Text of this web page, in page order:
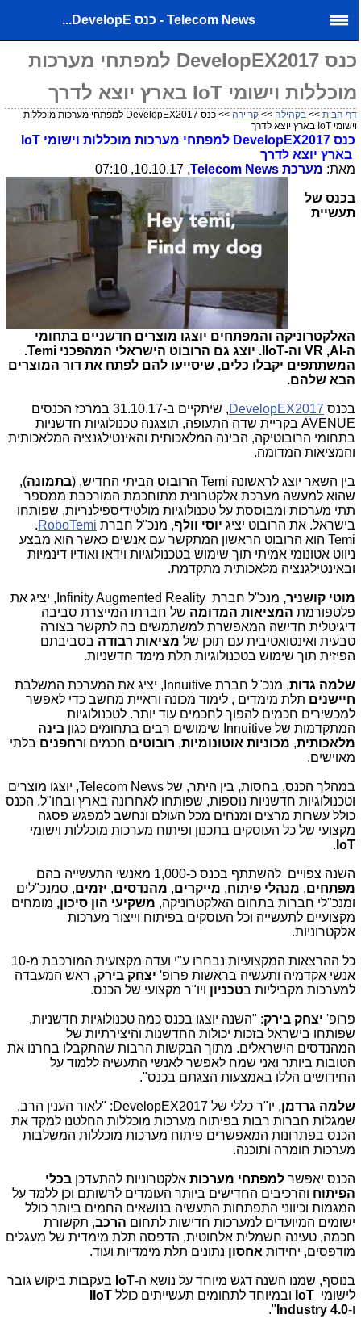
Telecom News - כנס DevelopE...
כנס DevelopEX2017 למפתחי מערכות
מוכללות וישומי IoT בארץ יוצא לדרך
דף הבית>> בקהילה>> קריירה
>> כנס DevelopEX2017 למפתחי מערכות מוכללות
וישומי IoT בארץ יוצא לדרך
כנס DevelopEX2017 למפתחי מערכות מוכללות וישומי IoT
בארץ יוצא לדרך
מאת: מערכת Telecom News
, 10.10.17, 07:10
בכנס של
תעשיית
האלקטרוניקה והמפתחים יוצגו מוצרים חדשניים בתחומי
ה-AI
,
VRוה-IIoT . יוצג גם הרובוט הישראלי המהפכני Temi
.
המשתתפים יקבלו כלים, שיסייעו להם לפתח את דור המוצרים
הבא שלהם.
בכנס ,DevelopEX2017 שיתקיים ב-31.10.17 במרכז הכנסים
AVENUEבקריית שדה התעופה, תוצגנה טכנולוגיות חדשניות
בתחומי הרובוטיקה, הבינה המלאכותית והאינטילגנציה המלאכותית
והמציאות המדומה.
בין השאר יוצג לראשונה Temiהרובוטהביתי החדיש, (בתמונה),
שהוא למעשה מערכת אלקטרונית מתוחכמת המורכבת ממספר
תתי מערכות ומבוססת על טכנולוגיות מולטידיספילנריות, שפותחו
בישראל. את הרובוט יציג יוסי וולף, מנכ"ל חברת RoboTemi
.
Temiהוא הרובוט הראשון המתקשר עם אנשים כאשר הוא מבצע
ניווט אטונומי אמיתי תוך שימוש בטכנולוגיות וידאו ואודיו דינמיות
ובאינטילגנציה מלאכותית מתקדמת.
מוטי קושניר,מנכ"ל חברת ,Infinity Augmented Reality יציג את
פלטפורמת המציאות המדומהשל חברתו המייצרת סביבה
דיגיטלית חדישה המאפשרת למשתמשים בה לתקשר בצורה
טבעית ואינטואטיבית עם תוכן של מציאות רבודהבסביבתם
הפיזית תוך שימוש בטכנולוגיות תלת מימד חדשניות.
שלמה גדות, מנכ"ל חברת ,Innuitive יציג את המערכת המשלבת
חיישניםתלת מימדים , לימוד מכונה וראיית מחשב כדי לאפשר
למכשירים חכמים להפוך לחכמים עוד יותר. לטכנולוגיות
המתקדמות של Innuitive שימושים רבים בתחומים כגון בינה
מלאכותית, מכוניות אוטונומיות, רובוטיםחכמים ו רחפניםבלתי
מאוישים.
במהלך הכנס, בחסות, בין היתר, של Telecom News, יוצגו מוצרים
וטכנולוגיות חדשניות נוספות, שפותחו לאחרונה בארץ ובחו"ל. הכנס
כולל עשרות מרצים ומנחים מכל העולם ונחשב למפגש פסגה
מקצועי של כל העוסקים בתכנון ופיתוח מערכות מוכללות וישומי
IoT
השנה צפויים להשתתף בכנס כ-1,000 מאנשי התעשייה בהם
מפתחים, מנהלי פיתוח, מייקרים, מהנדסים, יזמים, סמנכ"לים
ומנכ"לי חברות בתחום האלקטרוניקה, משקיעי הון סיכון,מומחים
מקצועיים לתעשייה וכל העוסקים בפיתוח וייצור מערכות
אלקטרוניות.
כל ההרצאות המקצועיות נבחרו ע"י ועדה מקצועית המורכבת מ-10
אנשי אקדמיה ותעשיה בראשות פרופ' יצחק בירק, ראש המעבדה
למערכות מקביליות בטכניוןויו"ר מקצועי של הכנס.
פרופ' יצחק בירק: "השנה יוצגו בכנס כמה טכנולוגיות חדשניות,
שפותחו בישראל בזכות יכולות החדשנות והיצירתיות של
המהנדסים הישראלים. מתוך הבקשות הרבות שהתקבלו בחרנו את
הטובות ביותר ואני שמח לאפשר לאנשי התעשיה ללמוד על
החידושים הללו באמצעות הצגתם בכנס".
שלמה גרדמן, יו"ר כללי שלDevelopEX2017: "לאור הענין הרב,
שמגלות חברות רבות בפיתוח מערכות מוכללות החלטנו למקד את
הכנס בפתרונות המאפשרים פיתוח מערכות מוכללות המשלבות
מערכות חומרה ותוכנה.
הכנס יאפשר למפתחי מערכותאלקטרוניות להתעדכן בכלי
הפיתוחוהרכיבים החדישים ביותר העומדים לרשותם וכן ללמד על
המגמות וכיווני התפתחות התעשיה בנושאים החמים ביותר כולל
ישומים המיועדים למערכות חדישות לתחום הרכב, תקשורת
חכמה, טעינה חשמלית אלחוטית, הדפסה תלת מימדית של מעגלים
מודפסים, יחידות אחסון נתונים תלת מימדיות ועוד.
בנוסף, שמנו השנה דגש מיוחד על נושא ה-IoT בעקבות ביקוש גובר
לישומי IoT ובמיוחד לתחומים תעשייתים כולל IIoT
ו-
" Industry 4.0
.